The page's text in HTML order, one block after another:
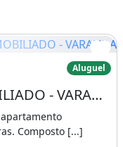
- VARANDA
Aluguel
BLEND - 01 QUARTO - MOBILIADO - VARANDA - 01 VAGA - ÁGUAS CLARAS
Composto [...]